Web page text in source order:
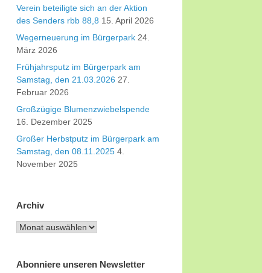
Verein beteiligte sich an der Aktion
des Senders rbb 88,8 15. April 2026
Wegerneuerung im Bürgerpark 24.
März 2026
Frühjahrsputz im Bürgerpark am
Samstag, den 21.03.2026 27.
Februar 2026
Großzügige Blumenzwiebelspende
16. Dezember 2025
Großer Herbstputz im Bürgerpark am
Samstag, den 08.11.2025 4.
November 2025
Archiv
Archiv
Abonniere unseren Newsletter